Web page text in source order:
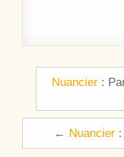
Nuancier:
← Nuancier: